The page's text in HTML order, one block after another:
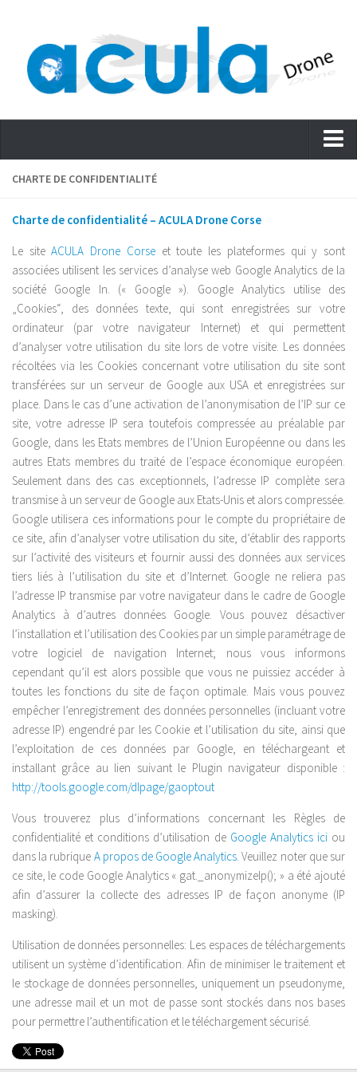
Accueil
Cinéma – Journalisme
Promouvoir
Immobilier
Inspections – Expertises
Bâtiment
Urbanisme
Architectes
Visites virtuelles
Galeries
Galerie photo
Galerie video
Téléchargements
Contact
Espace Client
CHARTE DE CONFIDENTIALITÉ
Charte de confidentialité – ACULA Drone Corse
Le siteACULA Drone Corseet toute les plateformes qui y sont
associées utilisent les services d’analyse web Google Analytics de la
société Google In. (« Google »). Google Analytics utilise des
„Cookies“, des données texte, qui sont enregistrées sur votre
ordinateur (par votre navigateur Internet) et qui permettent
d’analyser votre utilisation du site lors de votre visite. Les données
récoltées via les Cookies concernant votre utilisation du site sont
transférées sur un serveur de Google aux USA et enregistrées sur
place. Dans le cas d’une activation de l’anonymisation de l’IP sur ce
site, votre adresse IP sera toutefois compressée au préalable par
Google, dans les Etats membres de l’Union Européenne ou dans les
autres Etats membres du traité de l’espace économique européen.
Seulement dans des cas exceptionnels, l’adresse IP complète sera
transmise à un serveur de Google aux Etats-Unis et alors compressée.
Google utilisera ces informations pour le compte du propriétaire de
ce site, afin d’analyser votre utilisation du site, d’établir des rapports
sur l’activité des visiteurs et fournir aussi des données aux services
tiers liés à l’utilisation du site et d’Internet. Google ne reliera pas
l’adresse IP transmise par votre navigateur dans le cadre de Google
Analytics à d’autres données Google. Vous pouvez désactiver
l’installation et l’utilisation des Cookies par un simple paramétrage de
votre logiciel de navigation Internet; nous vous informons
cependant qu’il est alors possible que vous ne puissiez accéder à
toutes les fonctions du site de façon optimale. Mais vous pouvez
empêcher l’enregistrement des données personnelles (incluant votre
adresse IP) engendré par les Cookie et l’utilisation du site, ainsi que
l’exploitation de ces données par Google, en téléchargeant et
installant grâce au lien suivant le Plugin navigateur disponible :
http://tools.google.com/dlpage/gaoptout
Vous trouverez plus d’informations concernant les Règles de
confidentialité et conditions d’utilisation de Google Analytics iciou
dans la rubrique A propos de Google Analytics . Veuillez noter que sur
ce site, le code Google Analytics « gat._anonymizeIp(); » a été ajouté
afin d’assurer la collecte des adresses IP de façon anonyme (IP
masking).
Utilisation de données personnelles: Les espaces de téléchargements
utilisent un système d’identification. Afin de minimiser le traitement et
le stockage de données personnelles, uniquement un pseudonyme,
une adresse mail et un mot de passe sont stockés dans nos bases
pour permettre l’authentification et le téléchargement sécurisé.